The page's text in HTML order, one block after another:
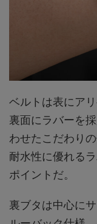
ベルトは表にア
裏面にラバーを
わせたこだわり
耐水性に優れる
ポイントだ。
裏ブタは中心に